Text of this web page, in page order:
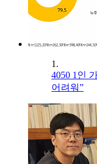
1.
4050 1인
어려워”